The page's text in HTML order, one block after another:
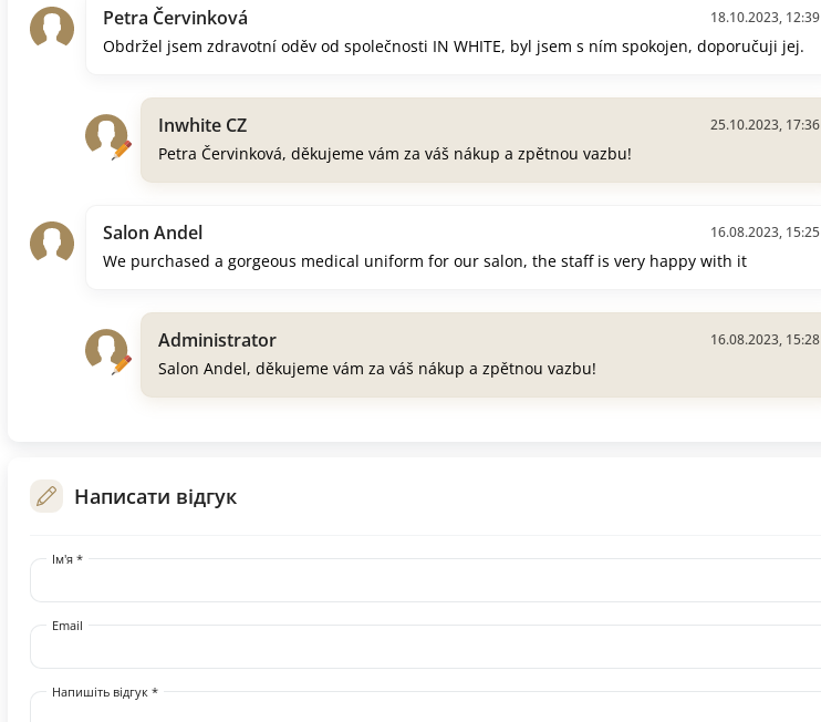
Petra Červinková 18.10.2023, 12:39
Obdržel jsem zdravotní oděv od společnosti IN WHITE, byl jsem s ním spokojen, doporučuji jej.
Inwhite CZ 25.10.2023, 17:36
Petra Červinková, děkujeme vám za váš nákup a zpětnou vazbu!
Salon Andel 16.08.2023, 15:25
We purchased a gorgeous medical uniform for our salon, the staff is very happy with it
Administrator 16.08.2023, 15:28
Salon Andel, děkujeme vám za váš nákup a zpětnou vazbu!
Написати відгук
Ім'я *
Email
Напишіть відгук *